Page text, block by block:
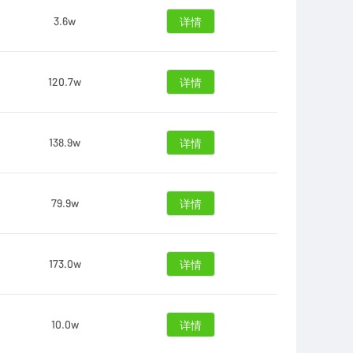
3.6w 详情
120.7w 详情
138.9w 详情
79.9w 详情
173.0w 详情
10.0w 详情